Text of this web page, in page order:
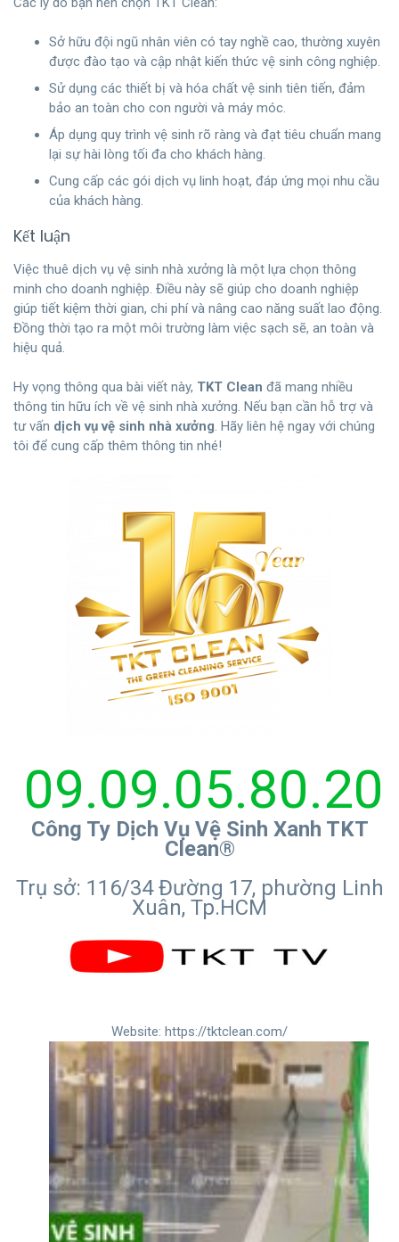
Sở hữu đội ngũ nhân viên có tay nghề cao, thường xuyên
được đào tạo và cập nhật kiến thức vệ sinh công nghiệp.
Sử dụng các thiết bị và hóa chất vệ sinh tiên tiến, đảm
bảo an toàn cho con người và máy móc.
Áp dụng quy trình vệ sinh rõ ràng và đạt tiêu chuẩn mang
lại sự hài lòng tối đa cho khách hàng.
Cung cấp các gói dịch vụ linh hoạt, đáp ứng mọi nhu cầu
của khách hàng.
Kết luận
Việc thuê dịch vụ vệ sinh nhà xưởng là một lựa chọn thông
minh cho doanh nghiệp. Điều này sẽ giúp cho doanh nghiệp
giúp tiết kiệm thời gian, chi phí và nâng cao năng suất lao động.
Đồng thời tạo ra một môi trường làm việc sạch sẽ, an toàn và
hiệu quả.
Hy vọng thông qua bài viết này, TKT Clean đã mang nhiều
thông tin hữu ích về vệ sinh nhà xưởng. Nếu bạn cần hỗ trợ và
tư vấn dịch vụ vệ sinh nhà xưởng. Hãy liên hệ ngay với chúng
tôi để cung cấp thêm thông tin nhé!
09.09.05.80.20
Công Ty Dịch Vụ Vệ Sinh Xanh TKT
Clean®
Trụ sở: 116/34 Đường 17, phường Linh
Xuân, Tp.HCM
Website: https://tktclean.com/